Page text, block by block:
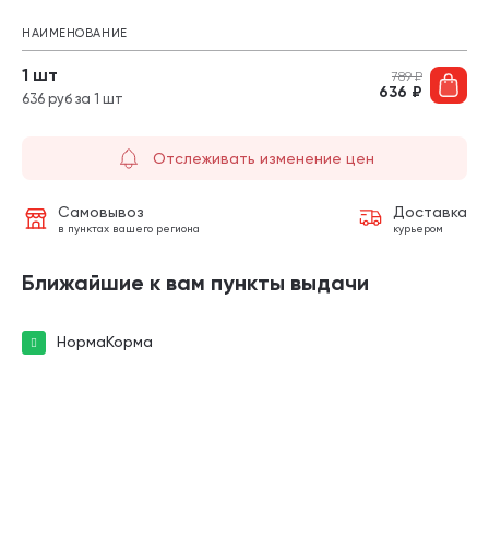
НАИМЕНОВАНИЕ
1 шт
636 руб за 1 шт
789₽
636 ₽
Отслеживать изменение цен
Самовывоз
в пунктах вашего региона
Доставка
курьером
Ближайшие к вам пункты выдачи
НормаКорма